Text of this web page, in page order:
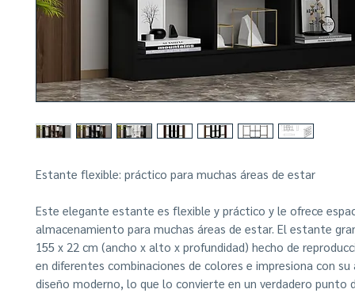
Estante flexible: práctico para muchas áreas de estar
Este elegante estante es flexible y práctico y le ofrece
almacenamiento para muchas áreas de estar. El estante
155 x 22 cm (ancho x alto x profundidad) hecho de
en diferentes combinaciones de colores e impresiona con
diseño moderno, lo que lo convierte en un verdadero punto